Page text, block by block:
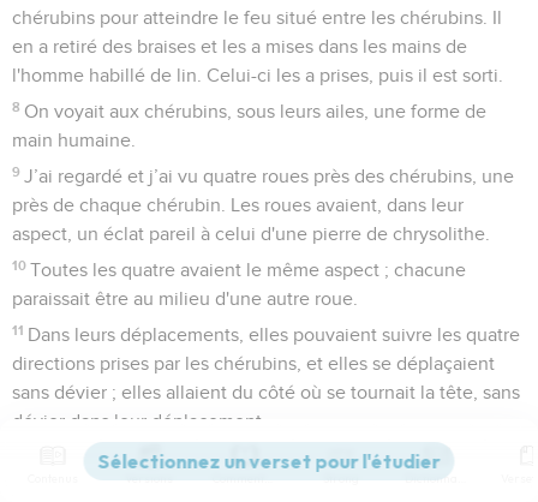
chérubins pour atteindre le feu situé entre les chérubins. Il
en a retiré des braises et les a mises dans les mains de
l'homme habillé de lin. Celui-ci les a prises, puis il est sorti.
8 On voyait aux chérubins, sous leurs ailes, une forme de
main humaine.
9 J’ai regardé et j’ai vu quatre roues près des chérubins, une
près de chaque chérubin. Les roues avaient, dans leur
aspect, un éclat pareil à celui d'une pierre de chrysolithe.
10 Toutes les quatre avaient le même aspect ; chacune
paraissait être au milieu d'une autre roue.
11 Dans leurs déplacements, elles pouvaient suivre les quatre
directions prises par les chérubins, et elles se déplaçaient
sans dévier ; elles allaient du côté où se tournait la tête, sans
dévier dans leur déplacement.
Tout le corps des chérubins – y compris leur dos, leurs
mains et leurs ailes – était couvert d'yeux tout autour, ainsi
Versions Commentaires Strong